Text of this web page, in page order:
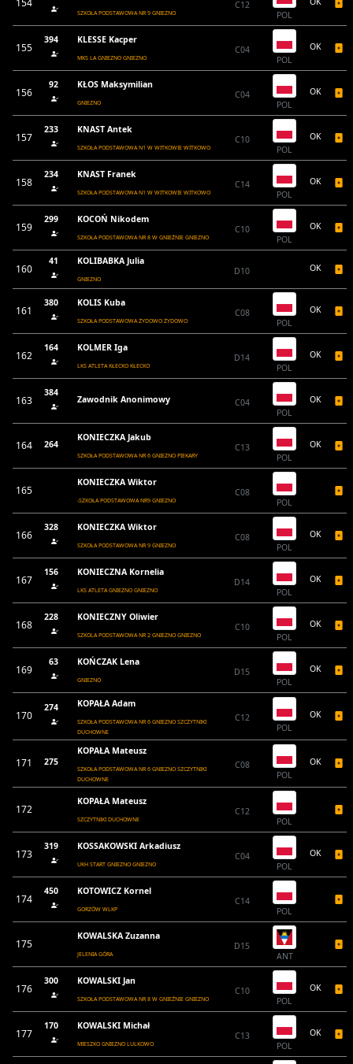
154
SZKOŁA PODSTAWOWA NR 9 GNIEZNO
C12
POL
155
394 KLESSE Kacper
MKS LA GNIEZNO GNIEZNO
C04
POL
OK
156
92 KŁOS Maksymilian
GNIEZNO
C04
POL
OK
157
233 KNAST Antek
SZKOŁA PODSTAWOWA N1 W WITKOWIE WITKOWO
C10
POL
OK
158
234 KNAST Franek
SZKOŁA PODSTAWOWA N1 W WITKOWIE WITKOWO
C14
POL
OK
159
299 KOCOŃ Nikodem
SZKOŁA PODSTAWOWA NR 8 W GNIEŹNIE GNIEZNO
C10
POL
OK
160
41 KOLIBABKA Julia
GNIEZNO
D10 OK
161
380 KOLIS Kuba
SZKOŁA PODSTAWOWA ŻYDOWO ŻYDOWO
C08
POL
OK
162
164 KOLMER Iga
LKS ATLETA KŁECKO KŁECKO
D14
POL
OK
163
384
Zawodnik Anonimowy
C04
POL
OK
164 264
KONIECZKA Jakub
SZKOŁA PODSTAWOWA NR 6 GNIEZNO PIEKARY
C13
POL
OK
165
KONIECZKA Wiktor
-SZKOŁA PODSTAWOWA NR9 GNIEZNO
C08
POL
166
328 KONIECZKA Wiktor
SZKOŁA PODSTAWOWA NR 9 GNIEZNO
C08
POL
OK
167
156 KONIECZNA Kornelia
LKS ATLETA GNIEZNO GNIEZNO
D14
POL
OK
168
228 KONIECZNY Oliwier
SZKOLA PODSTAWOWA NR 2 GNIEZNO GNIEZNO
C10
POL
OK
169
63 KOŃCZAK Lena
GNIEZNO
D15
POL
OK
170
274 KOPAŁA Adam
SZKOŁA PODSTAWOWA NR 6 GNIEZNO SZCZYTNIKI
DUCHOWNE
C12
POL
OK
171 275
KOPAŁA Mateusz
SZKOŁA PODSTAWOWA NR 6 GNIEZNO SZCZYTNIKI
DUCHOWNE
C08
POL
OK
172
KOPAŁA Mateusz
SZCZYTNIKI DUCHOWNE
C12
POL
173
319 KOSSAKOWSKI Arkadiusz
UKH START GNIEZNO GNIEZNO
C04
POL
OK
174
450 KOTOWICZ Kornel
GORZÓW WLKP
C14
POL
175
KOWALSKA Zuzanna
JELENIA GÓRA
D15
ANT
176
300 KOWALSKI Jan
SZKOŁA PODSTAWOWA NR 8 W GNIEŹNIE GNIEZNO
C10
POL
OK
177
170 KOWALSKI Michał
MIESZKO GNIEZNO LULKOWO
C13
POL
OK